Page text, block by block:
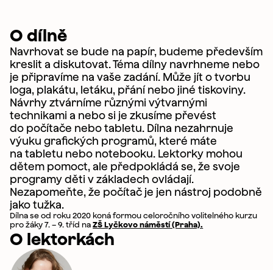
O dílně
Navrhovat se bude na papír, budeme především
kreslit a diskutovat. Téma dílny navrhneme nebo
je připravíme na vaše zadání. Může jít o tvorbu
loga, plakátu, letáku, přání nebo jiné tiskoviny.
Návrhy ztvárníme různými výtvarnými
technikami a nebo si je zkusíme převést
do počítače nebo tabletu. Dílna nezahrnuje
výuku grafických programů, které máte
na tabletu nebo notebooku. Lektorky mohou
dětem pomoct, ale předpokládá se, že svoje
programy děti v základech ovládají.
Nezapomeňte, že počítač je jen nástroj podobně
jako tužka.
Dílna se od roku 2020 koná formou celoročního volitelného kurzu
pro žáky 7. – 9. tříd naZŠ Lyčkovo náměstí (Praha).
O lektorkách